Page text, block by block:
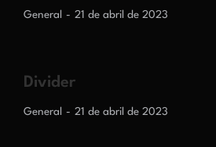
General 21 de abril de 2023
Divider
General 21 de abril de 2023